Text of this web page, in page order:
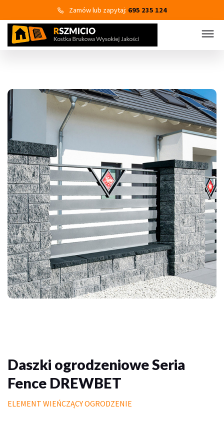
Zamów lub zapytaj: 695 235 124
PRODUKTY
Wszystkie kategorie produktów
Kostka brukowa
Eko Bruk
Płyty tarasowo-chodnikowe
Obrzeża dekoracyjne
Palisady
Donice betonowe
Schody betonowe
Daszki ogrodzeniowe Seria
Fence DREWBET
ELEMENT WIEŃCZĄCY OGRODZENIE